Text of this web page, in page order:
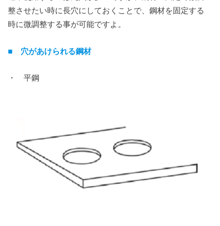
整させたい時に長穴にしておくことで、鋼材を固定する
時に微調整する事が可能ですよ。
■ 穴があけられる鋼材
・ 平鋼